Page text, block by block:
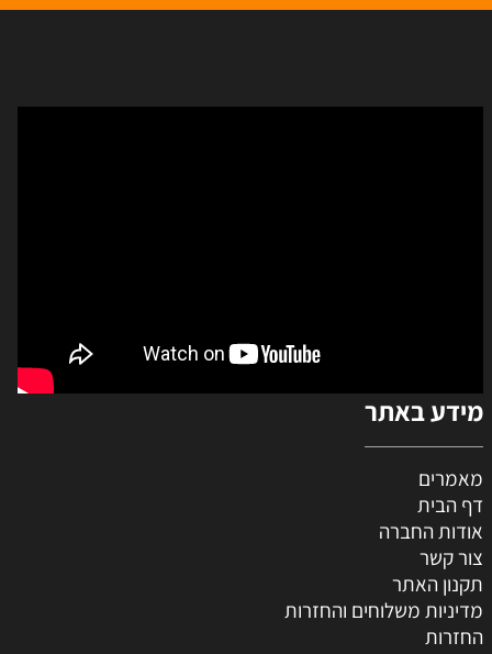
מידע באתר
מאמרים
דף הבית
אודות החברה
צור קשר
תקנון האתר
מדיניות משלוחים והחזרות
החזרות